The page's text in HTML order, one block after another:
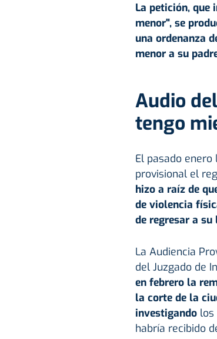
La petición, que
menor", se
una ordenanza
menor a su
Audio
tengo
El pasado
provisional el
hizo a raíz de
de violencia
de regresar a su
La Audiencia
del Juzgado de
en febrero la
la corte de la
investigandolos
habría recibido